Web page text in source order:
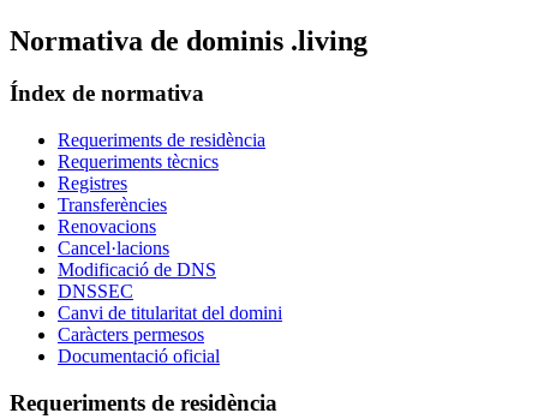
Normativa de dominis .living
Índex de normativa
Requeriments de residència
Requeriments tècnics
Registres
Transferències
Renovacions
Cancel·lacions
Modificació de DNS
DNSSEC
Canvi de titularitat del domini
Caràcters permesos
Documentació oficial
Requeriments de residència